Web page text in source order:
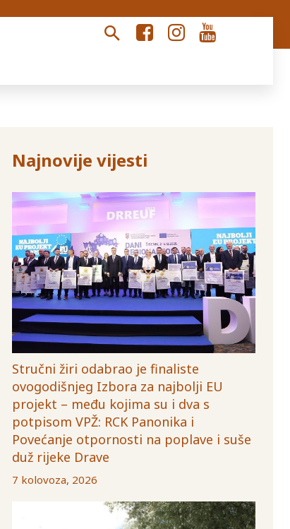
Najnovije vijesti
Stručni žiri odabrao je finaliste
ovogodišnjeg Izbora za najbolji EU
projekt – među kojima su i dva s
potpisom VPŽ: RCK Panonika i
Povećanje otpornosti na poplave i suše
duž rijeke Drave
7 kolovoza, 2026